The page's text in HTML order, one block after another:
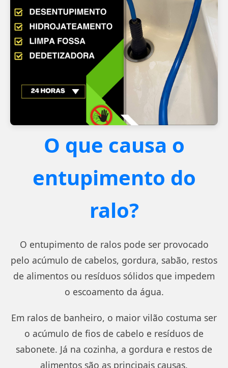
O que causa o
entupimento do
ralo?
O entupimento de ralos pode ser provocado
pelo acúmulo de cabelos, gordura, sabão, restos
de alimentos ou resíduos sólidos que impedem
o escoamento da água.
Em ralos de banheiro, o maior vilão costuma ser
o acúmulo de fios de cabelo e resíduos de
sabonete. Já na cozinha, a gordura e restos de
alimentos são as principais causas.